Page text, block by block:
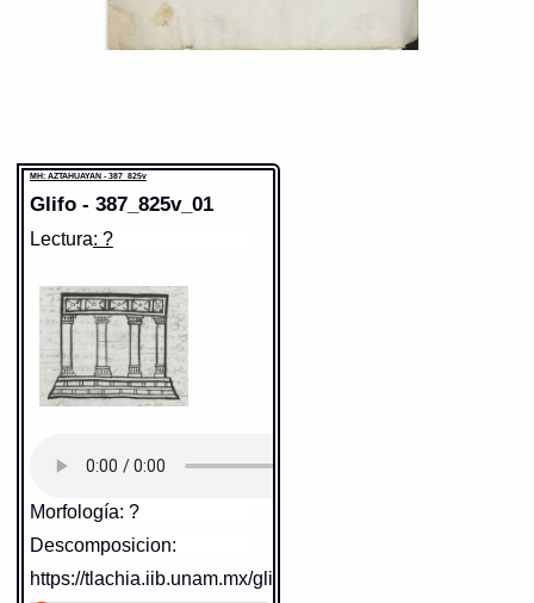
MH: AZTAHUAYAN - 387_825v
Glifo - 387_825v_01
Lectura: ?
Morfología: ?
Descomposicion:
https://tlachia.iib.unam.mx/glifo/387_825v_01